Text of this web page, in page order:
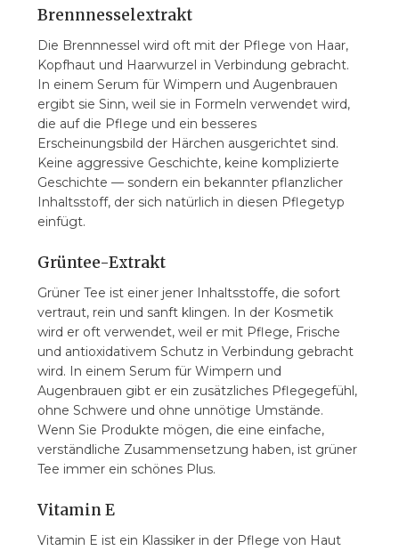
Brennnesselextrakt
Die Brennnessel wird oft mit der Pflege von Haar,
Kopfhaut und Haarwurzel in Verbindung gebracht.
In einem Serum für Wimpern und Augenbrauen
ergibt sie Sinn, weil sie in Formeln verwendet wird,
die auf die Pflege und ein besseres
Erscheinungsbild der Härchen ausgerichtet sind.
Keine aggressive Geschichte, keine komplizierte
Geschichte — sondern ein bekannter pflanzlicher
Inhaltsstoff, der sich natürlich in diesen Pflegetyp
einfügt.
Grüntee-Extrakt
Grüner Tee ist einer jener Inhaltsstoffe, die sofort
vertraut, rein und sanft klingen. In der Kosmetik
wird er oft verwendet, weil er mit Pflege, Frische
und antioxidativem Schutz in Verbindung gebracht
wird. In einem Serum für Wimpern und
Augenbrauen gibt er ein zusätzliches Pflegegefühl,
ohne Schwere und ohne unnötige Umstände.
Wenn Sie Produkte mögen, die eine einfache,
verständliche Zusammensetzung haben, ist grüner
Tee immer ein schönes Plus.
Vitamin E
Vitamin E ist ein Klassiker in der Pflege von Haut